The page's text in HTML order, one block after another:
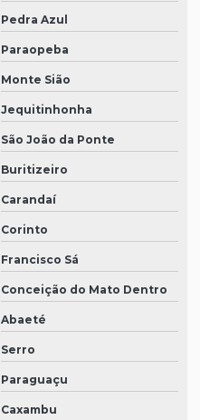
Pedra Azul
Paraopeba
Monte Sião
Jequitinhonha
São João da Ponte
Buritizeiro
Carandaí
Corinto
Francisco Sá
Conceição do Mato Dentro
Abaeté
Serro
Paraguaçu
Caxambu